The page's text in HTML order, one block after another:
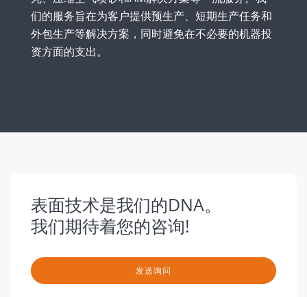
们的服务旨在为客户提供预生产、短期生产任务和
外包生产等解决方案，同时避免在不必要的机器投
资方面的支出。
表面技术是我们的DNA。
我们期待着您的咨询!
发送询问